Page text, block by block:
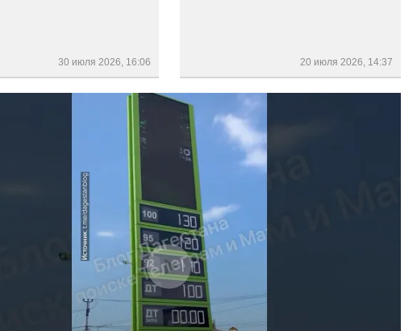
30 июля 2026, 16:06 20 июля 2026, 14:37